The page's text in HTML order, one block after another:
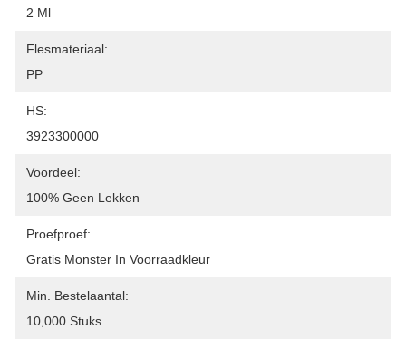
2 Ml
Flesmateriaal:
PP
HS:
3923300000
Voordeel:
100% Geen Lekken
Proefproef:
Gratis Monster In Voorraadkleur
Min. Bestelaantal:
10,000 Stuks